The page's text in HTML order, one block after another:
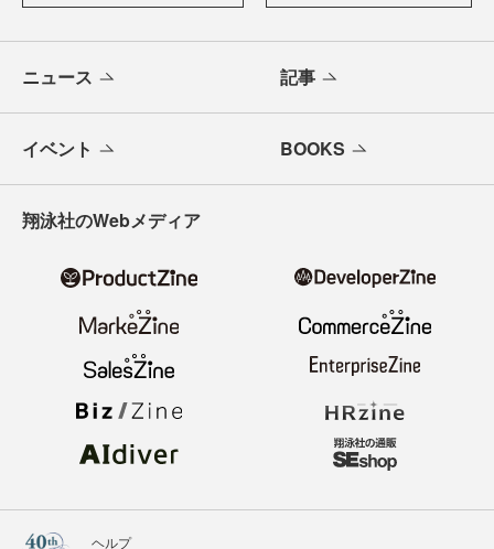
ニュース 記事
イベント BOOKS
翔泳社のWebメディア
ヘルプ